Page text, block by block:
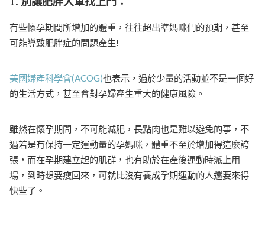
有些懷孕期間所增加的體重，往往超出準媽咪們的預期，甚至
可能導致肥胖症的問題產生!
美國婦產科學會(ACOG)也表示，過於少量的活動並不是一個好
的生活方式，甚至會對孕婦產生重大的健康風險。
雖然在懷孕期間，不可能減肥，長點肉也是難以避免的事，不
過若是有保持一定運動量的孕媽咪，體重不至於增加得這麼誇
張，而在孕期建立起的肌群，也有助於在產後運動時派上用
場，到時想要瘦回來，可就比沒有養成孕期運動的人還要來得
快些了。